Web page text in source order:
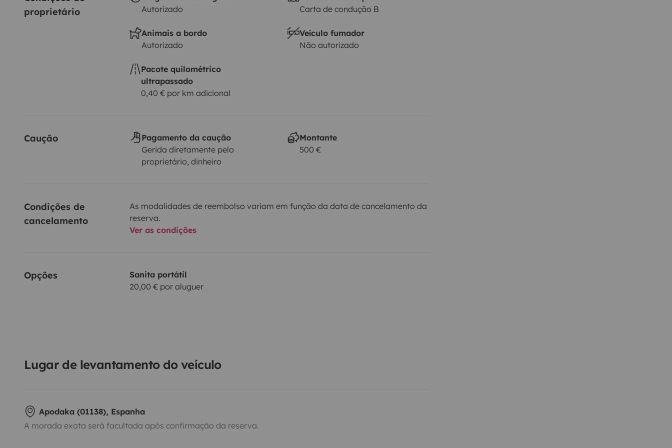
proprietário
Autorizado
Carta de condução B
Animais a bordo
Autorizado
Veículo fumador
Não autorizado
Pacote quilométrico
ultrapassado
0,40 € por km adicional
Caução
Pagamento da caução
Gerida diretamente pelo
proprietário, dinheiro
Montante
500 €
Condições de
cancelamento
As modalidades de reembolso variam em função da data de cancelamento da
reserva.
Ver as condições
Opções
Sanita portátil
20,00 € por aluguer
Lugar de levantamento do veículo
Apodaka (01138), Espanha
A morada exata será facultada após confirmação da reserva.